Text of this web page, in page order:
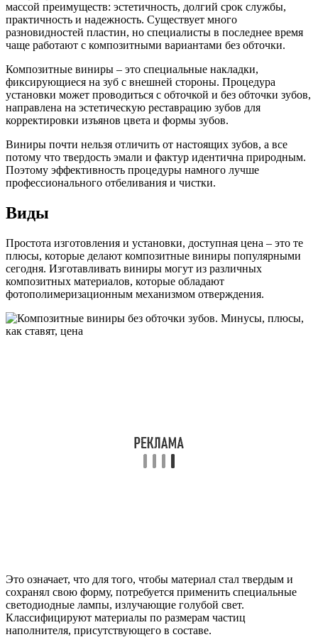
массой преимуществ: эстетичность, долгий срок службы,
практичность и надежность. Существует много
разновидностей пластин, но специалисты в последнее время
чаще работают с композитными вариантами без обточки.
Композитные виниры – это специальные накладки,
фиксирующиеся на зуб с внешней стороны. Процедура
установки может проводиться с обточкой и без обточки зубов,
направлена на эстетическую реставрацию зубов для
корректировки изъянов цвета и формы зубов.
Виниры почти нельзя отличить от настоящих зубов, а все
потому что твердость эмали и фактур идентична природным.
Поэтому эффективность процедуры намного лучше
профессионального отбеливания и чистки.
Виды
Простота изготовления и установки, доступная цена – это те
плюсы, которые делают композитные виниры популярными
сегодня. Изготавливать виниры могут из различных
композитных материалов, которые обладают
фотополимеризационным механизмом отверждения.
Это означает, что для того, чтобы материал стал твердым и
сохранял свою форму, потребуется применить специальные
светодиодные лампы, излучающие голубой свет.
Классифицируют материалы по размерам частиц
наполнителя, присутствующего в составе.